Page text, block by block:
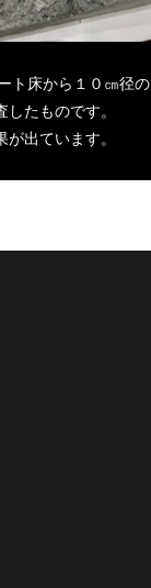
床から１０㎝径の
たものです。
出ています。